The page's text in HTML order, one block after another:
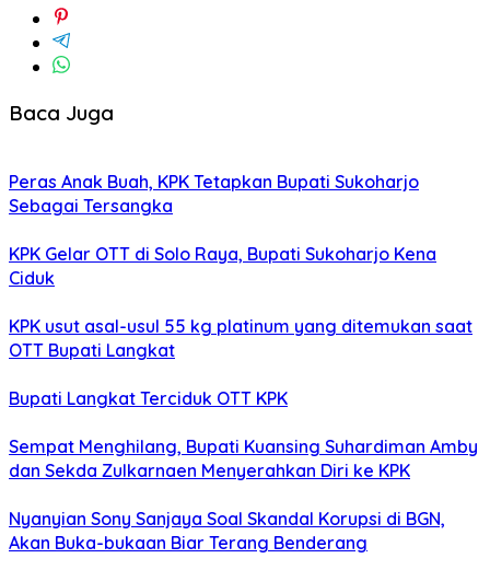
Baca Juga
Peras Anak Buah, KPK Tetapkan Bupati Sukoharjo
Sebagai Tersangka
KPK Gelar OTT di Solo Raya, Bupati Sukoharjo Kena
Ciduk
KPK usut asal-usul 55 kg platinum yang ditemukan saat
OTT Bupati Langkat
Bupati Langkat Terciduk OTT KPK
Sempat Menghilang, Bupati Kuansing Suhardiman Amby
dan Sekda Zulkarnaen Menyerahkan Diri ke KPK
Nyanyian Sony Sanjaya Soal Skandal Korupsi di BGN,
Akan Buka-bukaan Biar Terang Benderang